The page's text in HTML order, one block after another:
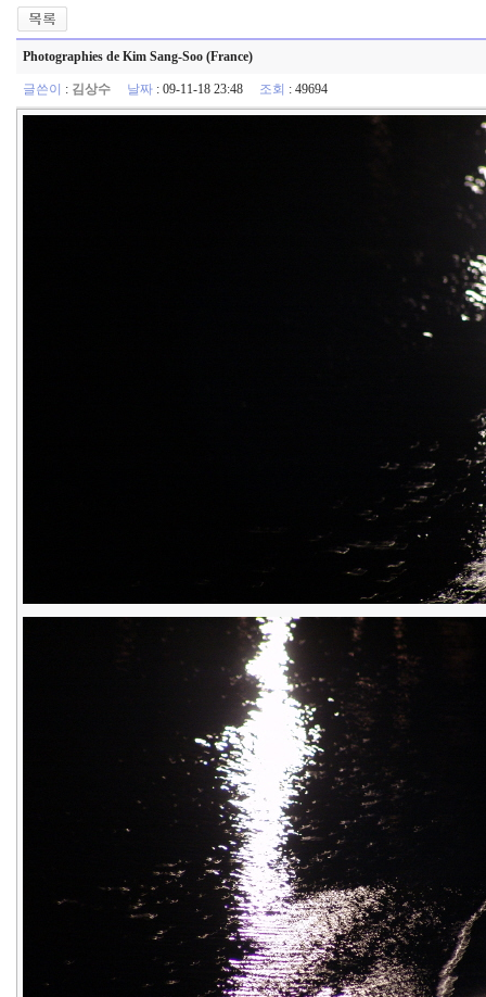
Photographies de Kim Sang-Soo (France)
글쓴이 : 김상수 날짜 : 09-11-18 23:48 조회 : 49694